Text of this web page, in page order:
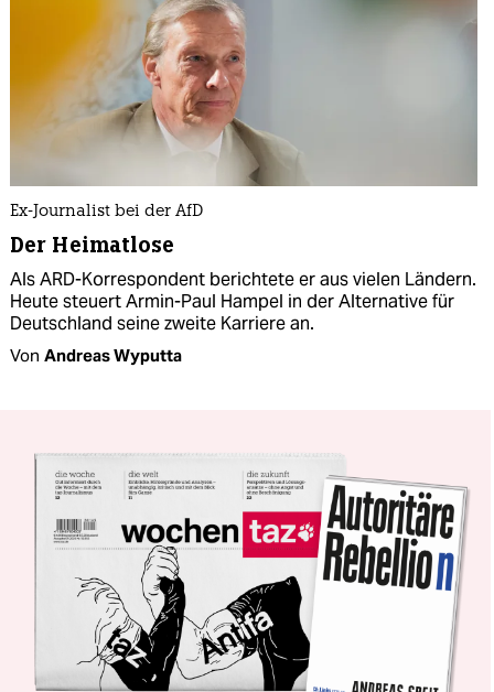
Ex-Journalist bei der AfD
Der Heimatlose
Als ARD-Korrespondent berichtete er aus vielen Ländern.
Heute steuert Armin-Paul Hampel in der Alternative für
Deutschland seine zweite Karriere an.
Von Andreas Wyputta